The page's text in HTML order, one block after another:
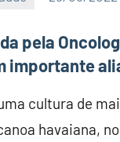
pela
importante
cultura de
havaiana,